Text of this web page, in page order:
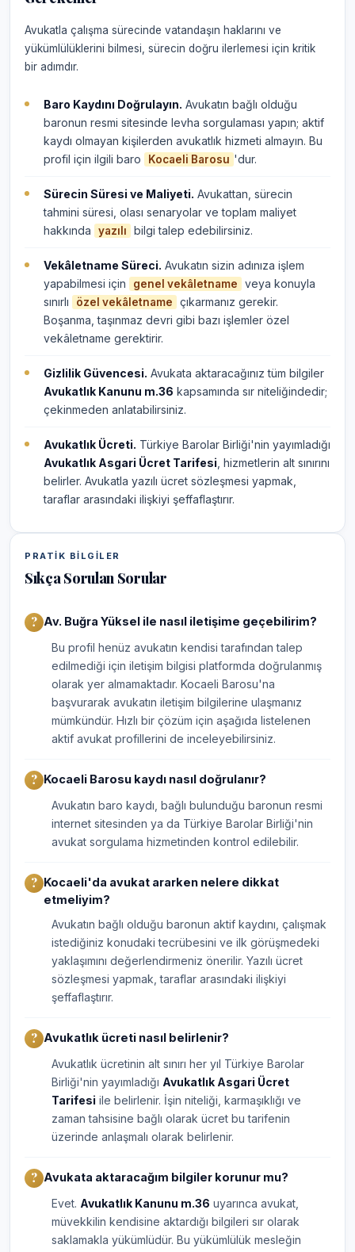
Avukatla çalışma sürecinde vatandaşın haklarını ve
yükümlülüklerini bilmesi, sürecin doğru ilerlemesi için kritik
bir adımdır.
Baro Kaydını Doğrulayın. Avukatın bağlı olduğu
baronun resmi sitesinde levha sorgulaması yapın; aktif
kaydı olmayan kişilerden avukatlık hizmeti almayın. Bu
profil için ilgili baro
Kocaeli Barosu 'dur.
Sürecin Süresi ve Maliyeti. Avukattan, sürecin
tahmini süresi, olası senaryolar ve toplam maliyet
hakkında
yazılı bilgi talep edebilirsiniz.
Vekâletname Süreci. Avukatın sizin adınıza işlem
yapabilmesi için
genel vekâletname
veya konuyla
sınırlı
özel vekâletname
çıkarmanız gerekir.
Boşanma, taşınmaz devri gibi bazı işlemler özel
vekâletname gerektirir.
Gizlilik Güvencesi. Avukata aktaracağınız tüm bilgiler
Avukatlık Kanunu m.36 kapsamında sır niteliğindedir;
çekinmeden anlatabilirsiniz.
Avukatlık Ücreti. Türkiye Barolar Birliği'nin yayımladığı
Avukatlık Asgari Ücret Tarifesi , hizmetlerin alt sınırını
belirler. Avukatla yazılı ücret sözleşmesi yapmak,
taraflar arasındaki ilişkiyi şeffaflaştırır.
PRATIK BILGILER
Sıkça Sorulan Sorular
Av. Buğra Yüksel ile nasıl iletişime geçebilirim?
Bu profil henüz avukatın kendisi tarafından talep
edilmediği için iletişim bilgisi platformda doğrulanmış
olarak yer almamaktadır. Kocaeli Barosu'na
başvurarak avukatın iletişim bilgilerine ulaşmanız
mümkündür. Hızlı bir çözüm için aşağıda listelenen
aktif avukat profillerini de inceleyebilirsiniz.
Kocaeli Barosu kaydı nasıl doğrulanır?
Avukatın baro kaydı, bağlı bulunduğu baronun resmi
internet sitesinden ya da Türkiye Barolar Birliği'nin
avukat sorgulama hizmetinden kontrol edilebilir.
Kocaeli'da avukat ararken nelere dikkat
etmeliyim?
Avukatın bağlı olduğu baronun aktif kaydını, çalışmak
istediğiniz konudaki tecrübesini ve ilk görüşmedeki
yaklaşımını değerlendirmeniz önerilir. Yazılı ücret
sözleşmesi yapmak, taraflar arasındaki ilişkiyi
şeffaflaştırır.
Avukatlık ücreti nasıl belirlenir?
Avukatlık ücretinin alt sınırı her yıl Türkiye Barolar
Birliği'nin yayımladığı Avukatlık Asgari Ücret
Tarifesi ile belirlenir. İşin niteliği, karmaşıklığı ve
zaman tahsisine bağlı olarak ücret bu tarifenin
üzerinde anlaşmalı olarak belirlenir.
Avukata aktaracağım bilgiler korunur mu?
Evet. Avukatlık Kanunu m.36 uyarınca avukat,
müvekkilin kendisine aktardığı bilgileri sır olarak
saklamakla yükümlüdür. Bu yükümlülük mesleğin